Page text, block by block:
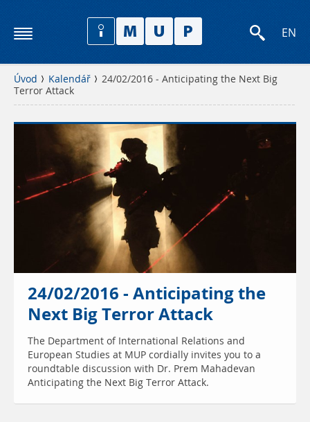
EN
Úvod Kalendář
24/02/2016 - Anticipating the Next Big
Terror Attack
24/02/2016 - Anticipating the
Next Big Terror Attack
The Department of International Relations and
European Studies at MUP cordially invites you to a
roundtable discussion with Dr. Prem Mahadevan
Anticipating the Next Big Terror Attack.